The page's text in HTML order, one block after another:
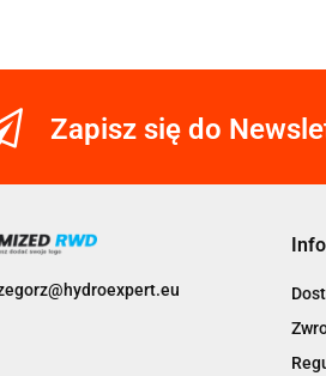
Zapisz się do